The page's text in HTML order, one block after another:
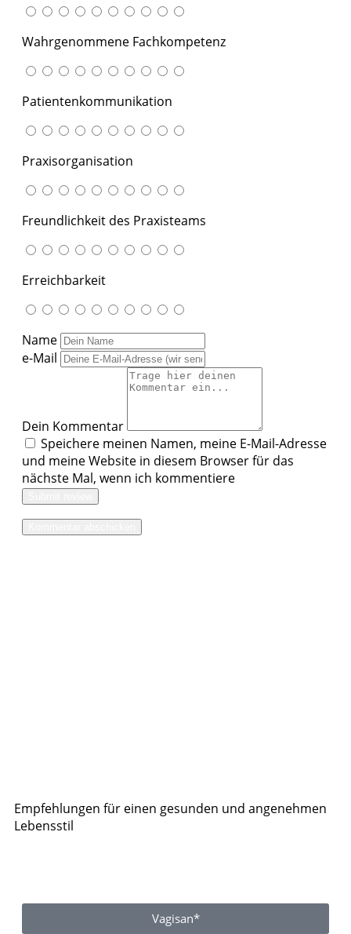
Wahrgenommene Fachkompetenz
Patientenkommunikation
Praxisorganisation
Freundlichkeit des Praxisteams
Erreichbarkeit
Name
e-Mail
Dein Kommentar
Speichere meinen Namen, meine E-Mail-Adresse
und meine Website in diesem Browser für das
nächste Mal, wenn ich kommentiere
Empfehlungen für einen gesunden und angenehmen
Lebensstil
Vagisan*